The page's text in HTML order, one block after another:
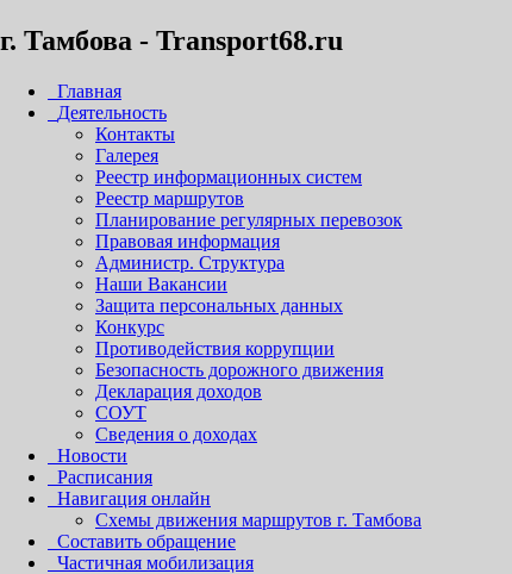
г. Тамбова - Transport68.ru
Главная
Деятельность
Контакты
Галерея
Реестр информационных систем
Реестр маршрутов
Планирование регулярных перевозок
Правовая информация
Администр. Структура
Наши Вакансии
Защита персональных данных
Конкурс
Противодействия коррупции
Безопасность дорожного движения
Декларация доходов
СОУТ
Сведения о доходах
Новости
Расписания
Навигация онлайн
Схемы движения маршрутов г. Тамбова
Составить обращение
Частичная мобилизация